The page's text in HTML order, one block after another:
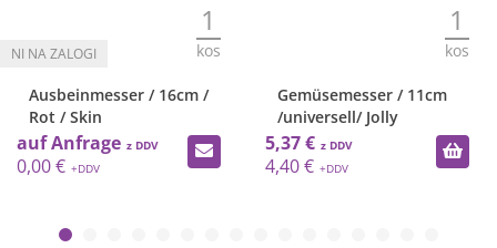
1
kos
Ausbeinmesser / 16cm /
Rot / Skin
auf Anfrage
0,00 €
1
kos
Gemüsemesser / 11cm
/universell/ Jolly
5,37 €
4,40 €